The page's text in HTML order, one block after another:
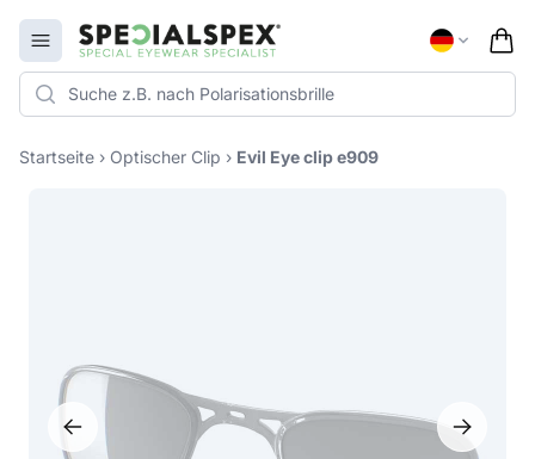
Open menu
Specialspex Logo
Startseite › Optischer Clip › Evil Eye clip e909